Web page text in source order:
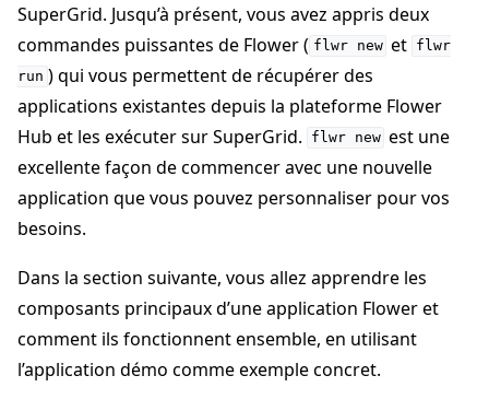
SuperGrid. Jusqu’à présent, vous avez appris deux
commandes puissantes de Flower ( flwr new et flwr
run ) qui vous permettent de récupérer des
applications existantes depuis la plateforme Flower
Hub et les exécuter sur SuperGrid.
flwr new est une
excellente façon de commencer avec une nouvelle
application que vous pouvez personnaliser pour vos
besoins.
Dans la section suivante, vous allez apprendre les
composants principaux d’une application Flower et
comment ils fonctionnent ensemble, en utilisant
l’application démo comme exemple concret.